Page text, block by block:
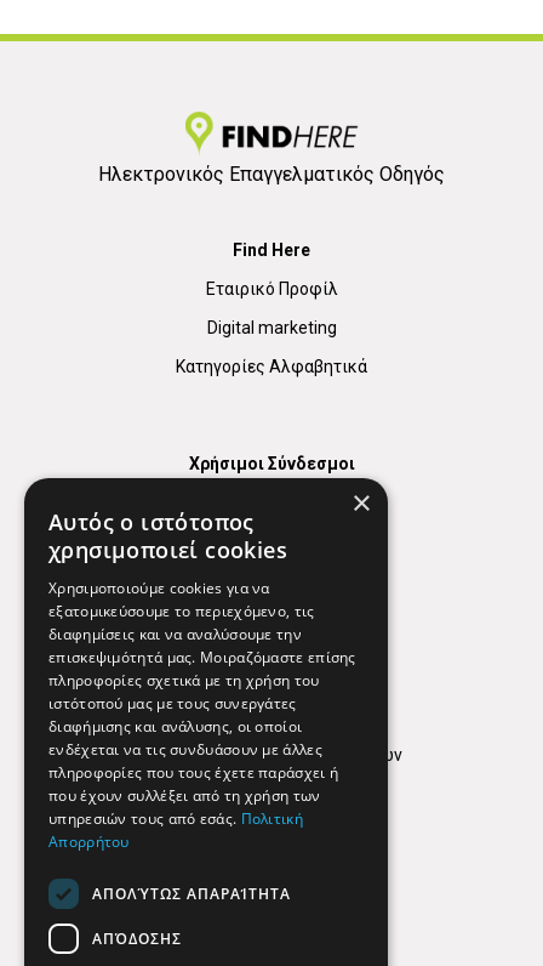
Ηλεκτρονικός Επαγγελματικός Οδηγός
Find Here
Εταιρικό Προφίλ
Digital marketing
Κατηγορίες Αλφαβητικά
Χρήσιμοι Σύνδεσμοι
Χρήσιμα Τηλέφωνα
Εφημερεύοντα Φαρμακεία
Απόρρητο
Όροι Χρήσης
Πολιτική προστασίας δεδομένων
Findhere
Social Media
×
Αυτός ο ιστότοπος
χρησιμοποιεί cookies
Χρησιμοποιούμε cookies για να
εξατομικεύσουμε το περιεχόμενο, τις
διαφημίσεις και να αναλύσουμε την
επισκεψιμότητά μας. Μοιραζόμαστε επίσης
πληροφορίες σχετικά με τη χρήση του
ιστότοπού μας με τους συνεργάτες
διαφήμισης και ανάλυσης, οι οποίοι
ενδέχεται να τις συνδυάσουν με άλλες
πληροφορίες που τους έχετε παράσχει ή
που έχουν συλλέξει από τη χρήση των
υπηρεσιών τους από εσάς. Πολιτική
Απορρήτου
ΑΠΟΛΎΤΩΣ ΑΠΑΡΑΊΤΗΤΑ
ΑΠΌΔΟΣΗΣ